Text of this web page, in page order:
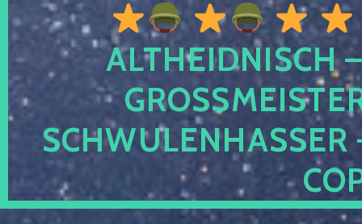
ALTHEIDNISCH
CHWULENHASSER